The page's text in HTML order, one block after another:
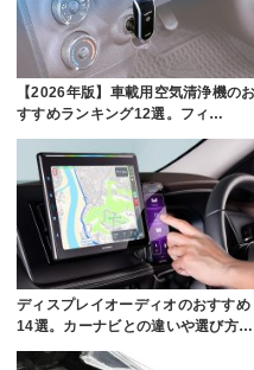
【2026年版】車載用空気清浄機のお
すすめランキング12選。フィ…
ディスプレイオーディオのおすすめ
14選。カーナビとの違いや選び方…